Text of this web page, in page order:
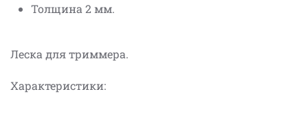
Толщина 2 мм.
Леска для триммера.
Характеристики: